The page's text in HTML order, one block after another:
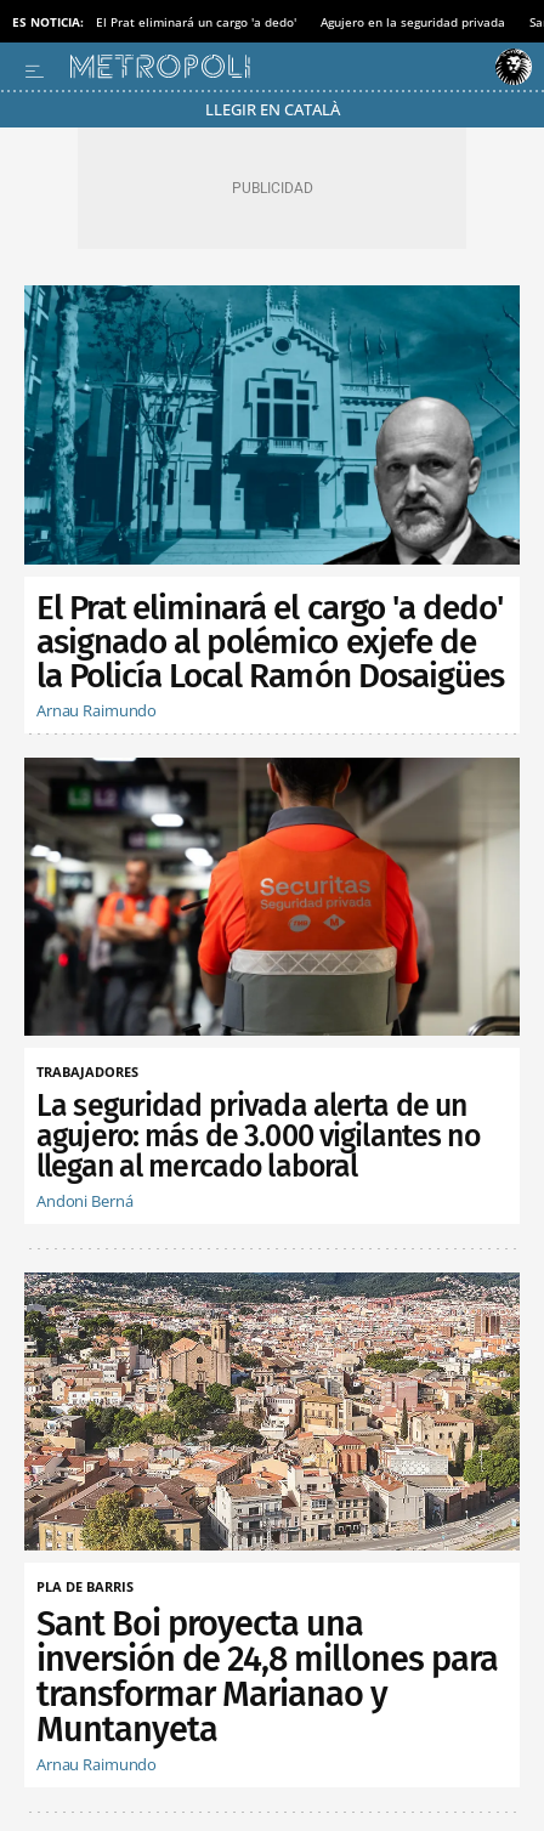
ES NOTICIA: El Prat eliminará un cargo 'a dedo' Agujero en la seguridad privada
LLEGIR EN CATALÀ
El Prat eliminará el cargo 'a dedo'
asignado al polémico exjefe de
la Policía Local Ramón Dosaigües
Arnau Raimundo
TRABAJADORES
La seguridad privada alerta de un
agujero: más de 3.000 vigilantes no
llegan al mercado laboral
Andoni Berná
PLA DE BARRIS
Sant Boi proyecta una
inversión de 24,8 millones para
transformar Marianao y
Muntanyeta
Arnau Raimundo